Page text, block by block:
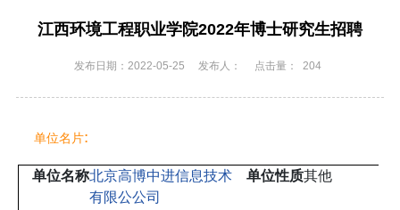
江西环境工程职业学院2022年博士研究生招聘
发布日期：2022-05-25 发布人： 点击量： 204
单位名片:
单位名称北京高博中进信息技术
有限公公司
单位性质其他